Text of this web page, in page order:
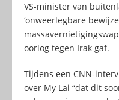
VS-minister van
‘onweerlegbare
oorlog tegen Irak gaf.
Tijdens een CNN-
over My Lai “dat dit